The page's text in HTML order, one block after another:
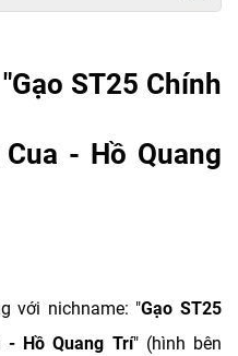
"Gạo ST25 Chính
- Hồ Quang
với nichname: "Gạo ST25
- Hồ Quang Trí" (hình bên